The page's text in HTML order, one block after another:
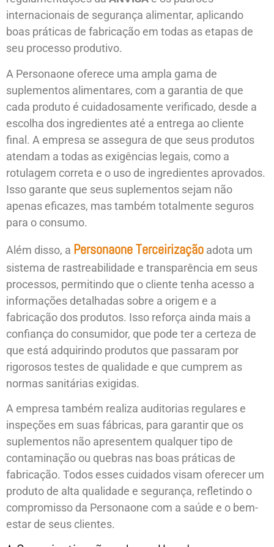
internacionais de segurança alimentar, aplicando
boas práticas de fabricação em todas as etapas de
seu processo produtivo.
A Personaone oferece uma ampla gama de
suplementos alimentares, com a garantia de que
cada produto é cuidadosamente verificado, desde a
escolha dos ingredientes até a entrega ao cliente
final. A empresa se assegura de que seus produtos
atendam a todas as exigências legais, como a
rotulagem correta e o uso de ingredientes aprovados.
Isso garante que seus suplementos sejam não
apenas eficazes, mas também totalmente seguros
para o consumo.
Além disso, a Personaone Terceirização adota um
sistema de rastreabilidade e transparência em seus
processos, permitindo que o cliente tenha acesso a
informações detalhadas sobre a origem e a
fabricação dos produtos. Isso reforça ainda mais a
confiança do consumidor, que pode ter a certeza de
que está adquirindo produtos que passaram por
rigorosos testes de qualidade e que cumprem as
normas sanitárias exigidas.
A empresa também realiza auditorias regulares e
inspeções em suas fábricas, para garantir que os
suplementos não apresentem qualquer tipo de
contaminação ou quebras nas boas práticas de
fabricação. Todos esses cuidados visam oferecer um
produto de alta qualidade e segurança, refletindo o
compromisso da Personaone com a saúde e o bem-
estar de seus clientes.